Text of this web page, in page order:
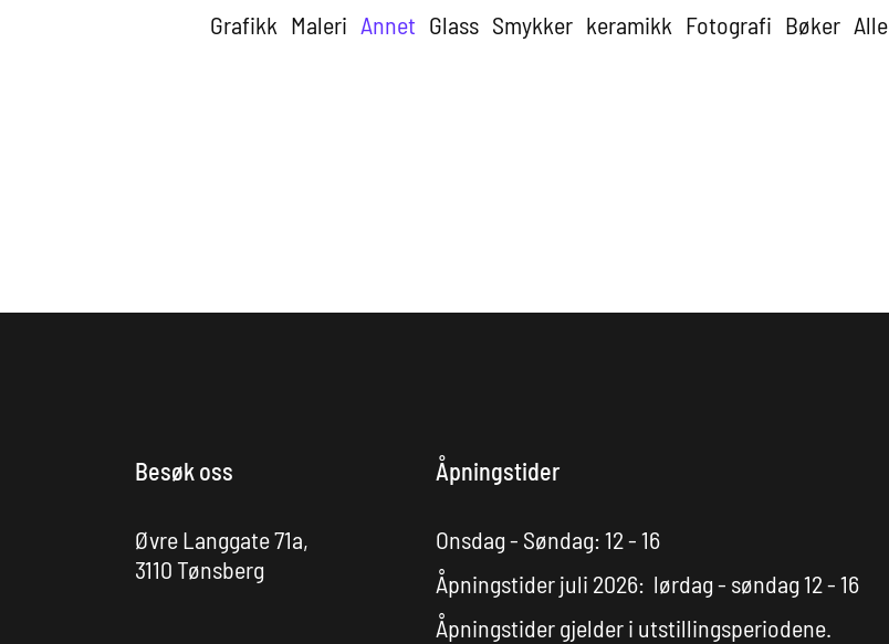
Grafikk Maleri Annet Glass Smykker keramikk Fotografi Bøker Alle
Besøk oss
Øvre Langgate 71a,
3110 Tønsberg
Åpningstider
Onsdag - Søndag: 12 - 16
Åpningstider juli 2026: lørdag - søndag 12 - 16
Åpningstider gjelder i utstillingsperiodene.